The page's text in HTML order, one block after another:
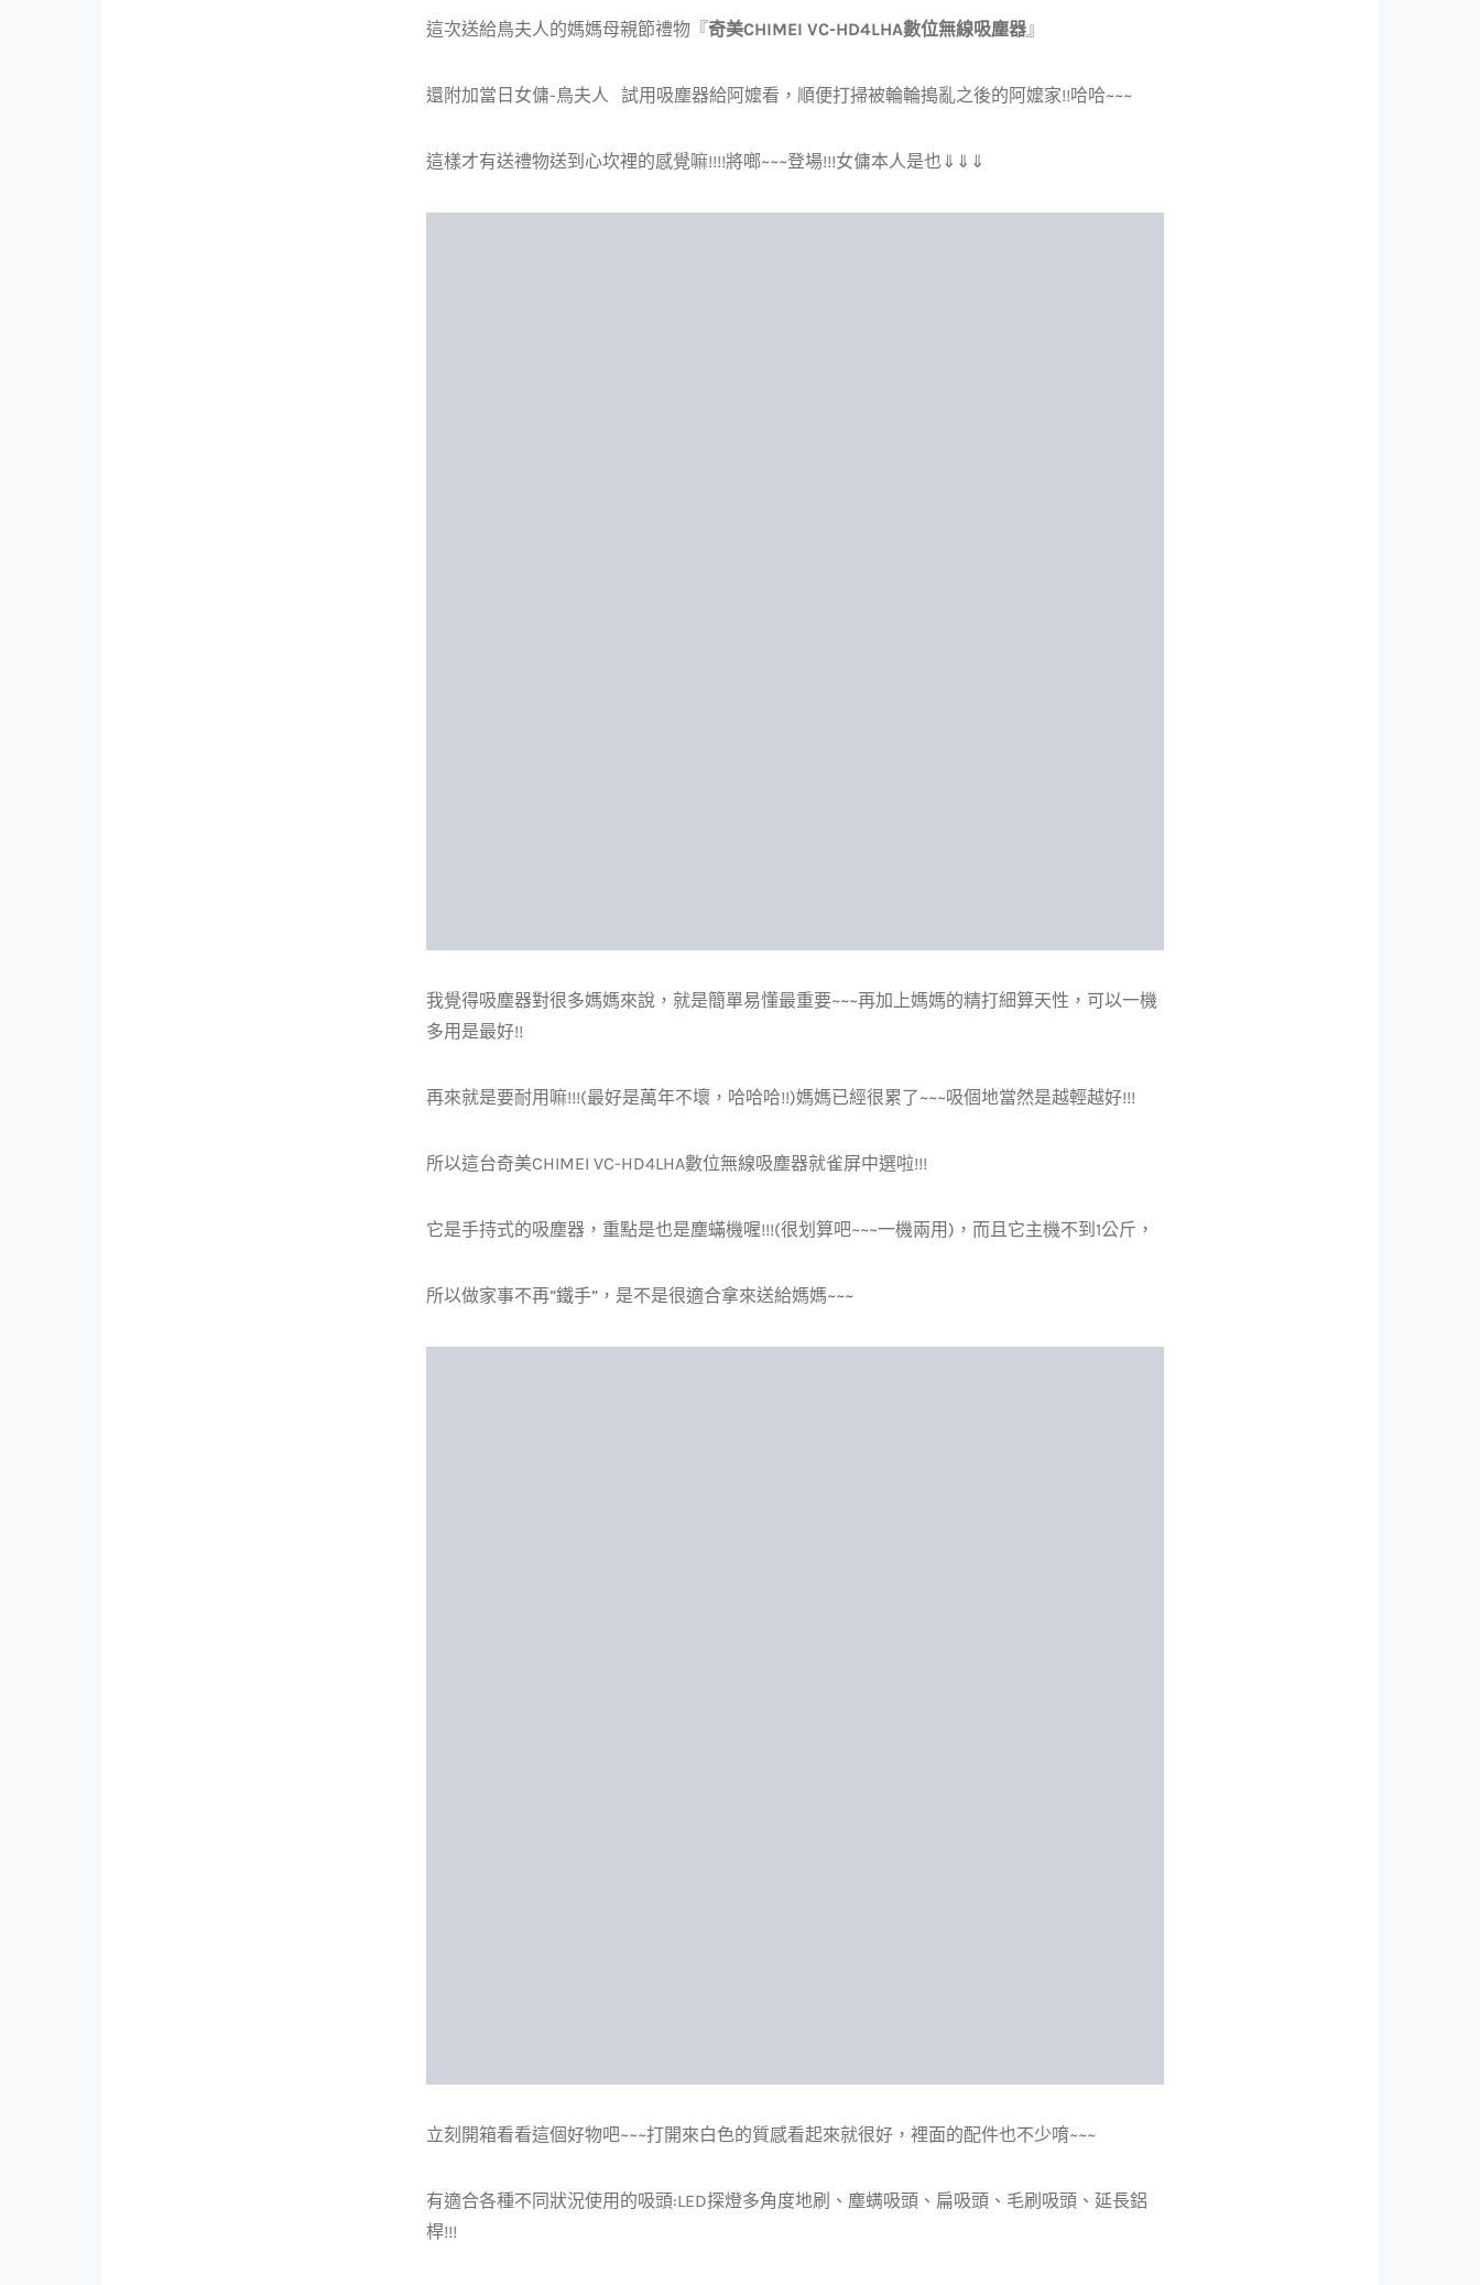
這次送給鳥夫人的媽媽母親節禮物『奇美CHIMEI VC-HD4LHA數位無線吸塵器』
還附加當日女傭-鳥夫人 試用吸塵器給阿嬤看，順便打掃被輪輪搗亂之後的阿嬤家!!哈哈~~~
這樣才有送禮物送到心坎裡的感覺嘛!!!!將啷~~~登場!!!女傭本人是也⇓⇓⇓
我覺得吸塵器對很多媽媽來說，就是簡單易懂最重要~~~再加上媽媽的精打細算天性，可以一機
多用是最好!!
再來就是要耐用嘛!!!(最好是萬年不壞，哈哈哈!!)媽媽已經很累了~~~吸個地當然是越輕越好!!!
所以這台奇美CHIMEI VC-HD4LHA數位無線吸塵器就雀屏中選啦!!!
它是手持式的吸塵器，重點是也是塵蟎機喔!!!(很划算吧~~~一機兩用)，而且它主機不到1公斤，
所以做家事不再”鐵手”，是不是很適合拿來送給媽媽~~~
立刻開箱看看這個好物吧~~~打開來白色的質感看起來就很好，裡面的配件也不少唷~~~
有適合各種不同狀況使用的吸頭:LED探燈多角度地刷、塵螨吸頭、扁吸頭、毛刷吸頭、延長鋁
桿!!!